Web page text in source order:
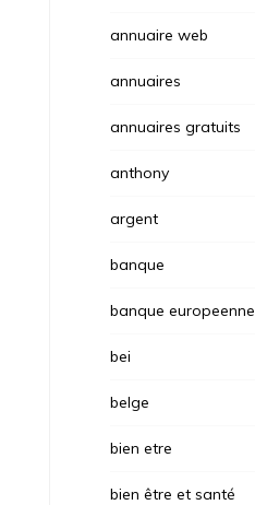
annuaire web
annuaires
annuaires gratuits
anthony
argent
banque
banque europeenne
bei
belge
bien etre
bien être et santé